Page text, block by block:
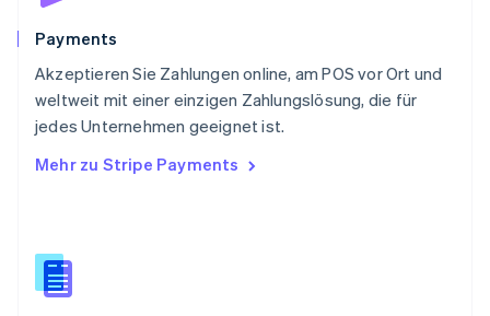
Payments
Akzeptieren Sie Zahlungen online, am POS vor Ort und
weltweit mit einer einzigen Zahlungslösung, die für
jedes Unternehmen geeignet ist.
Mehr zu Stripe Payments
Schweiz
Singapur
English简体中文
Slowakei
Slowenien
English
Spanien